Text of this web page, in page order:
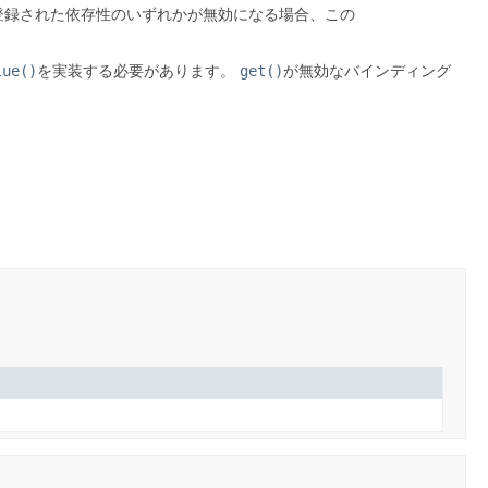
録された依存性のいずれかが無効になる場合、この
を実装する必要があります。 get()が無効なバインディング